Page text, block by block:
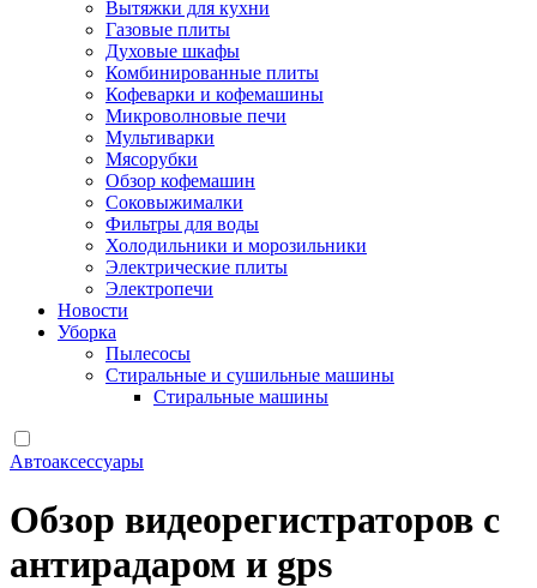
Вытяжки для кухни
Газовые плиты
Духовые шкафы
Комбинированные плиты
Кофеварки и кофемашины
Микроволновые печи
Мультиварки
Мясорубки
Обзор кофемашин
Соковыжималки
Фильтры для воды
Холодильники и морозильники
Электрические плиты
Электропечи
Новости
Уборка
Пылесосы
Стиральные и сушильные машины
Стиральные машины
Автоаксессуары
Обзор видеорегистраторов с
антирадаром и gps